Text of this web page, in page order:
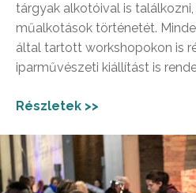
tárgyak alkotóival is
műalkotások történetét.
által tartott workshopokon is
iparművészeti kiállítást is
Részletek >>